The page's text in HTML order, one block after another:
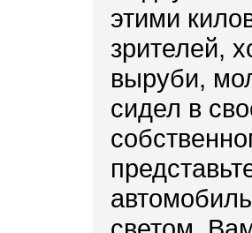
этими
зрителей,
выруби,
сидел в